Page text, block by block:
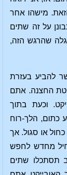
מישהו אחר
על זה שתים
שהרגש הזה,
להביע בעזרת
החצנה. אתם
וכעת בתוך
כתום, הלך-רוח
או סגול. אך
מחדש לחפש
תסתכלו שתים